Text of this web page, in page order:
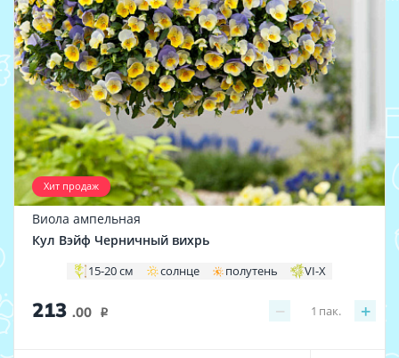
Хит продаж
Виола ампельная
Кул Вэйф Черничный вихрь
15-20 см солнце полутень VI-X
213 .00 i − +
1 пак.